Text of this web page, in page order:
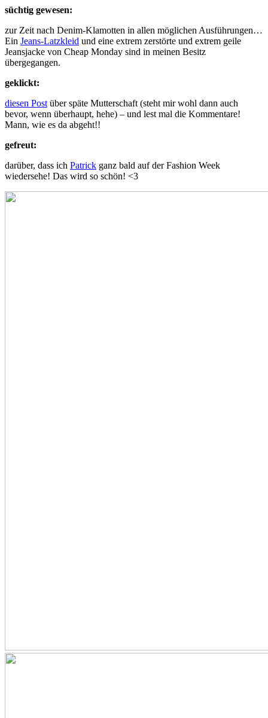
süchtig gewesen:
zur Zeit nach Denim-Klamotten in allen möglichen Ausführungen…
Ein Jeans-Latzkleid und eine extrem zerstörte und extrem geile
Jeansjacke von Cheap Monday sind in meinen Besitz
übergegangen.
geklickt:
diesen Post über späte Mutterschaft (steht mir wohl dann auch
bevor, wenn überhaupt, hehe) – und lest mal die Kommentare!
Mann, wie es da abgeht!!
gefreut:
darüber, dass ich Patrick ganz bald auf der Fashion Week
wiedersehe! Das wird so schön! <3